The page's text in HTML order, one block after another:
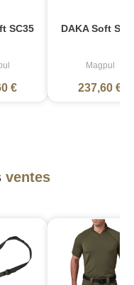
SC35
€
DAKA Soft
Magpul
237,60 €
ventes